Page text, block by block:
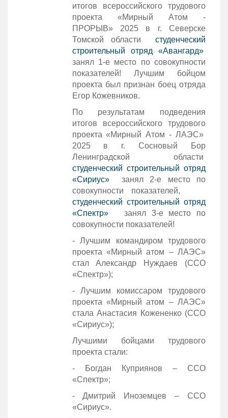
итогов всероссийского трудового
проекта «Мирный Атом -
ПРОРЫВ» 2025 в г. Северске
Томской области студенческий
строительный отряд «Авангард»
занял 1-е место по совокупности
показателей! Лучшим бойцом
проекта был признан боец отряда
Егор Кожевников.
По результатам подведения
итогов всероссийского трудового
проекта «Мирный Атом - ЛАЭС»
2025 в г. Сосновый Бор
Ленинградской области
студенческий строительный отряд
«Сириус»занял 2-е место по
совокупности показателей,
студенческий строительный отряд
«Спектр»занял 3-е место по
совокупности показателей!
- Лучшим командиром трудового
проекта «Мирный атом – ЛАЭС»
стал Александр Нуждаев (ССО
«Спектр»);
- Лучшим комиссаром трудового
проекта «Мирный атом – ЛАЭС»
стала Анастасия Кожененко (ССО
«Сириус»);
Лучшими бойцами трудового
проекта стали:
- Богдан Куприянов – ССО
«Спектр»;
- Дмитрий Иноземцев – ССО
«Сириус».